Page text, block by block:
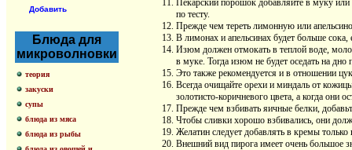
Добавить
Блюда для
микроволновки
теория
закуски
супы
блюда из мяса
блюда из рыбы
Пекарский порошок добавляйте в муку или
по тесту.
Прежде чем тереть лимонную или
В лимонах и апельсинах будет больше
Изюм должен отмокать в теплой воде,
в муке. Тогда изюм не будет оседать на дно
Это также рекомендуется и в отношении
Всегда очищайте орехи и миндаль от
золотисто-коричневого цвета, а когда они
Прежде чем взбивать яичные белки,
Чтобы сливки хорошо взбивались, они
Желатин следует добавлять в кремы только
Внешний вид пирога имеет очень большое